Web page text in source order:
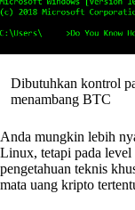
Dibutuhkan kontrol
menambang BTC
Anda mungkin lebih
Linux, tetapi pada
pengetahuan teknis
mata uang kripto